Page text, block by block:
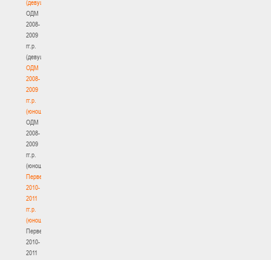
(девушки)
ОДМ
2008-
2009
гг.р.
(девушки)
ОДМ
2008-
2009
гг.р.
(юноши)
ОДМ
2008-
2009
гг.р.
(юноши)
Первенство
2010-
2011
гг.р.
(юноши)
Первенство
2010-
2011